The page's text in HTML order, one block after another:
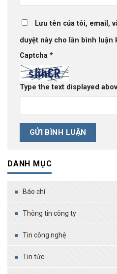
Lưu tên của tôi, email,
duyệt này cho lần bình luận
Captcha *
Type the text displayed
DANH MỤC
Báo chí
Thông tin công ty
Tin công nghệ
Tin tức